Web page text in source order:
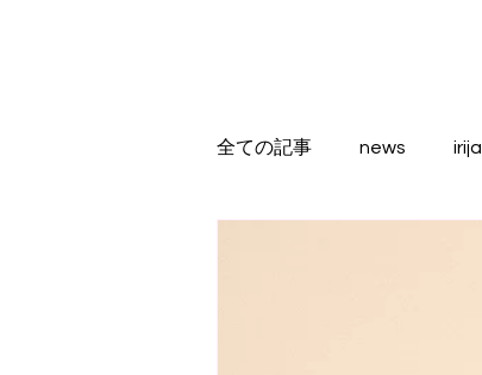
全ての記事 news